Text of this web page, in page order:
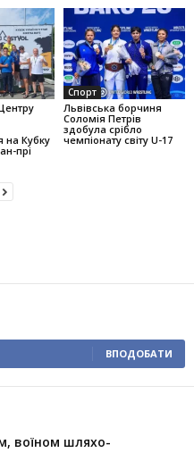
на Кубку
прі
Спорт
Львівська борчиня
Соломія Петрів
здобула срібло
чемпіонату світу U-17
ВПОДОБАТИ
воїном шляхо-